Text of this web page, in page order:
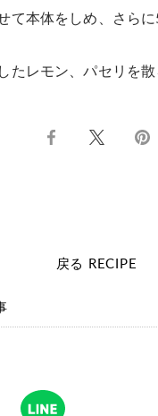
て本体をしめ、さらに
たレモン、パセリを散
FacebookTwitter ピ
戻る RECIPE